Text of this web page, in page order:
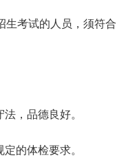
生考试的人员，须符合
，品德良好。
的体检要求。